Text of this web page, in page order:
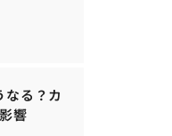
る？カ
響